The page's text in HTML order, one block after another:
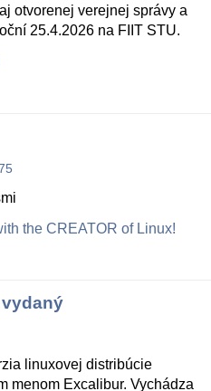
otvorenej verejnej správy a
25.4.2026 na FIIT STU.
the CREATOR of Linux!
linuxovej distribúcie
menom Excalibur. Vychádza